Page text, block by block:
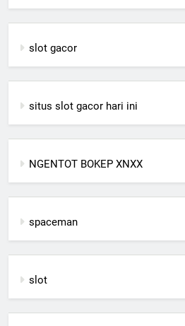
slot gacor
situs slot gacor hari ini
NGENTOT BOKEP XNXX
spaceman
slot